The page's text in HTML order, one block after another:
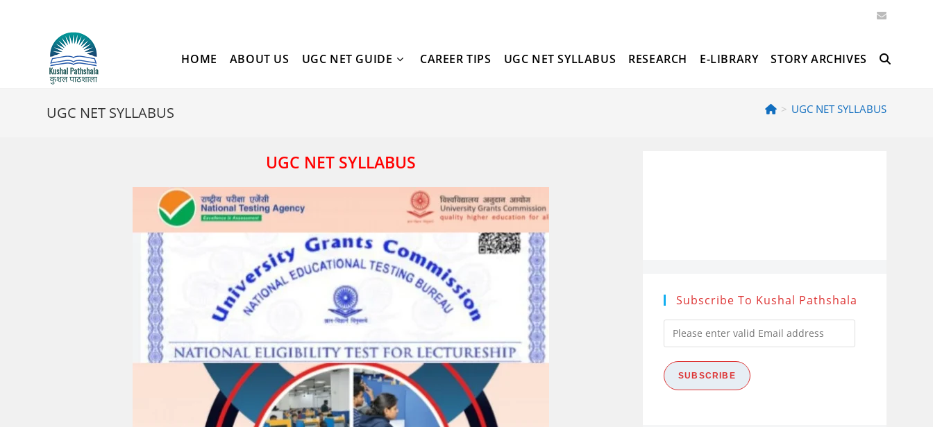
HOME ABOUT US UGC NET GUIDE CAREER TIPS UGC NET SYLLABUS RESEARCH E-LIBRARY STORY ARCHIVES TOGGLE
WEBSITE
UGC NET SYLLABUS > UGC NET SYLLABUS
UGC NET SYLLABUS
Subscribe To Kushal Pathshala
Please
enter
valid
Email
SUBSCRIBE